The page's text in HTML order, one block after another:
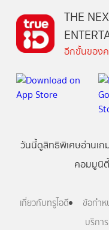
THE
อีกขั้นของ
วันนี้ดูสิทธิพิเศษอ่านเก
คอมมูนิตี้
เกี่ยวกับทรูไอดี ข้อกำห
บริกา